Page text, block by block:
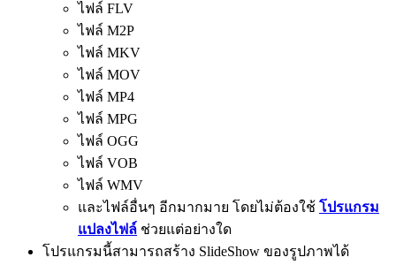
ไฟล์ FLV
ไฟล์ M2P
ไฟล์ MKV
ไฟล์ MOV
ไฟล์ MP4
ไฟล์ MPG
ไฟล์ OGG
ไฟล์ VOB
ไฟล์ WMV
และไฟล์อื่นๆ อีกมากมาย โดยไม่ต้องใช้ โปรแกรม
แปลงไฟล์ ช่วยแต่อย่างใด
โปรแกรมนี้สามารถสร้าง SlideShow ของรูปภาพได้